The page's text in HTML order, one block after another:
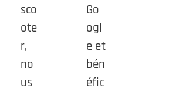
sco
ote
r,
no
us
Go
ogl
e et
bén
éfic